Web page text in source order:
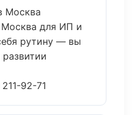
Москва
Москва для ИП и
рутину — вы
92-71